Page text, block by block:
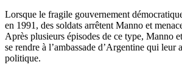
Lorsque le fragile gouvernement
en 1991, des soldats arrêtent Manno et
Après plusieurs épisodes de ce type, Manno
se rendre à l’ambassade d’Argentine qui leur
politique.